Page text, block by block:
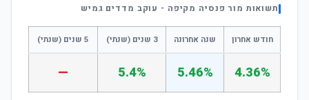
תשואות מור פנסיה מקיפה - עוקב מדדים גמיש
חודש אחרון שנה אחרונה 3 שנים (שנתי) 5 שנים (שנתי)
4.36%
5.46%
5.4%
—